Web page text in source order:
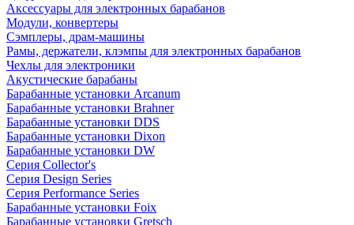
Аксессуары для электронных барабанов
Модули, конвертеры
Сэмплеры, драм-машины
Рамы, держатели, клэмпы для электронных барабанов
Чехлы для электроники
Акустические барабаны
Барабанные установки Arcanum
Барабанные установки Brahner
Барабанные установки DDS
Барабанные установки Dixon
Барабанные установки DW
Серия Collector's
Серия Design Series
Серия Performance Series
Барабанные установки Foix
Барабанные установки Gretsch